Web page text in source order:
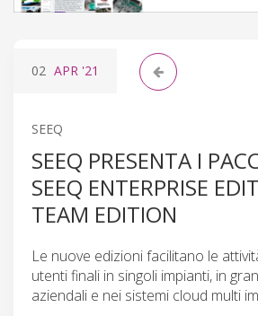
02 APR '21
SEEQ
SEEQ PRESENTA I
SEEQ ENTERPRISE
TEAM EDITION
Le nuove edizioni facilitano le
utenti finali in singoli impianti, in
aziendali e nei sistemi cloud multi